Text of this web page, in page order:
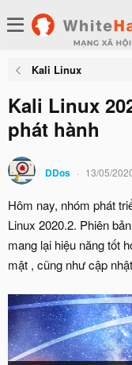
Kali Linux
Kali Linux
phát hành
DDos 13/05/
Hôm nay, nhóm phát
Linux 2020.2. Phiên
mang lại hiệu năng tốt
mật , cũng như cập